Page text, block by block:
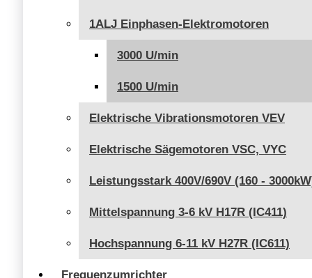
1ALJ Einphasen-Elektromotoren
3000 U/min
1500 U/min
Elektrische Vibrationsmotoren VEV
Elektrische Sägemotoren VSC, VYC
Leistungsstark 400V/690V (160 -
Mittelspannung 3-6 kV H17R (IC411)
Hochspannung 6-11 kV H27R (IC611)
Frequenzumrichter